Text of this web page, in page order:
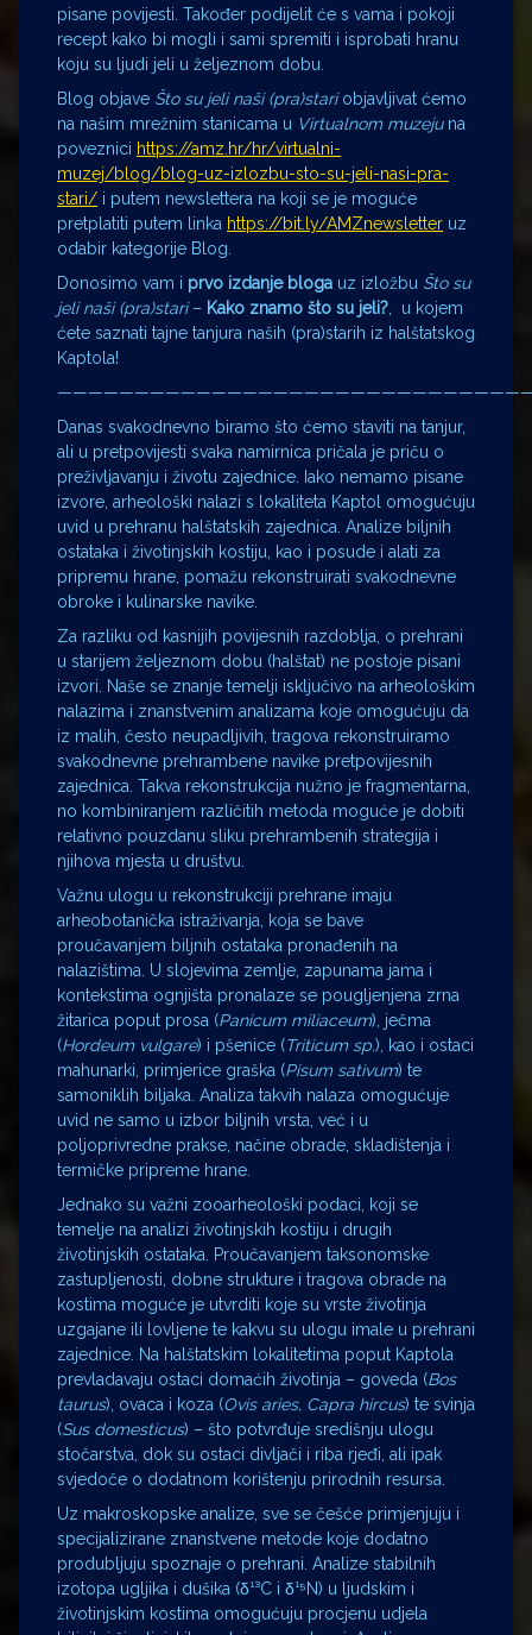
pisane povijesti. Također podijelit će s vama i pokoji
recept kako bi mogli i sami spremiti i isprobati hranu
koju su ljudi jeli u željeznom dobu.
Blog objave Što su jeli naši (pra)stariobjavljivat ćemo
na našim mrežnim stanicama u Virtualnom muzejuna
poveznici https://amz.hr/hr/virtualni-
muzej/blog/blog-uz-izlozbu-sto-su-jeli-nasi-pra-
stari/ i putem newslettera na koji se je moguće
pretplatiti putem linka https://bit.ly/AMZnewsletter uz
odabir kategorije Blog.
Donosimo vam i prvo izdanje bloga uz izložbu Što su
jeli naši (pra)stari– Kako znamo što su jeli? , u kojem
ćete saznati tajne tanjura naših (pra)starih iz halštatskog
Kaptola!
Danas svakodnevno biramo što ćemo staviti na tanjur,
ali u pretpovijesti svaka namirnica pričala je priču o
preživljavanju i životu zajednice. Iako nemamo pisane
izvore, arheološki nalazi s lokaliteta Kaptol omogućuju
uvid u prehranu halštatskih zajednica. Analize biljnih
ostataka i životinjskih kostiju, kao i posude i alati za
pripremu hrane, pomažu rekonstruirati svakodnevne
obroke i kulinarske navike.
Za razliku od kasnijih povijesnih razdoblja, o prehrani
u starijem željeznom dobu (halštat) ne postoje pisani
izvori. Naše se znanje temelji isključivo na arheološkim
nalazima i znanstvenim analizama koje omogućuju da
iz malih, često neupadljivih, tragova rekonstruiramo
svakodnevne prehrambene navike pretpovijesnih
zajednica. Takva rekonstrukcija nužno je fragmentarna,
no kombiniranjem različitih metoda moguće je dobiti
relativno pouzdanu sliku prehrambenih strategija i
njihova mjesta u društvu.
Važnu ulogu u rekonstrukciji prehrane imaju
arheobotanička istraživanja, koja se bave
proučavanjem biljnih ostataka pronađenih na
nalazištima. U slojevima zemlje, zapunama jama i
kontekstima ognjišta pronalaze se pougljenjena zrna
žitarica poput prosa (Panicum miliaceum), ječma
(Hordeum vulgare) i pšenice (Triticum sp.), kao i ostaci
mahunarki, primjerice graška (Pisum sativum) te
samoniklih biljaka. Analiza takvih nalaza omogućuje
uvid ne samo u izbor biljnih vrsta, već i u
poljoprivredne prakse, načine obrade, skladištenja i
termičke pripreme hrane.
Jednako su važni zooarheološki podaci, koji se
temelje na analizi životinjskih kostiju i drugih
životinjskih ostataka. Proučavanjem taksonomske
zastupljenosti, dobne strukture i tragova obrade na
kostima moguće je utvrditi koje su vrste životinja
uzgajane ili lovljene te kakvu su ulogu imale u prehrani
zajednice. Na halštatskim lokalitetima poput Kaptola
prevladavaju ostaci domaćih životinja – goveda (Bos
taurus), ovaca i koza (Ovis aries, Capra hircus) te svinja
(Sus domesticus) – što potvrđuje središnju ulogu
stočarstva, dok su ostaci divljači i riba rjeđi, ali ipak
svjedoče o dodatnom korištenju prirodnih resursa.
Uz makroskopske analize, sve se češće primjenjuju i
specijalizirane znanstvene metode koje dodatno
produbljuju spoznaje o prehrani. Analize stabilnih
izotopa ugljika i dušika (δ¹³C i δ¹⁵N) u ljudskim i
životinjskim kostima omogućuju procjenu udjela